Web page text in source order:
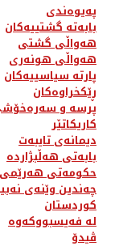
پەیوەندی
بابەتە گشتییەکان
هەواڵی گشتی
هەواڵی هونەری
پارتە سیاسییەکان
ڕێکخراوەکان
پرسە و
کاریکاتێر
دیمانەی تایبەت
بابەتی هەڵبژاردە
حکومەتی
چەندین وێنەی
کوردستان
لە فەیسبووکەوە
ڤیدۆ